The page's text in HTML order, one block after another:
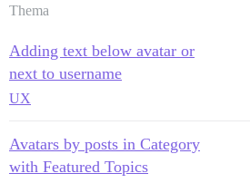
Thema
Adding text below avatar or
next to username
UX
Avatars by posts in Category
with Featured Topics